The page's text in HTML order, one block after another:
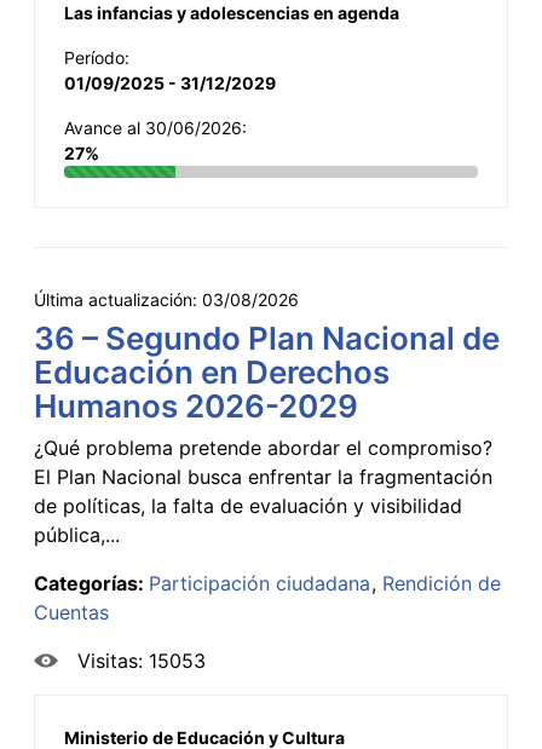
Las infancias y adolescencias en agenda
Período:
01/09/2025 - 31/12/2029
Avance al 30/06/2026:
27%
Última actualización: 03/08/2026
36 – Segundo Plan Nacional de
Educación en Derechos
Humanos 2026-2029
¿Qué problema pretende abordar el compromiso?
El Plan Nacional busca enfrentar la fragmentación
de políticas, la falta de evaluación y visibilidad
pública,...
Categorías: Participación ciudadana Rendición de
Cuentas
Visitas: 15053
Ministerio de Educación y Cultura